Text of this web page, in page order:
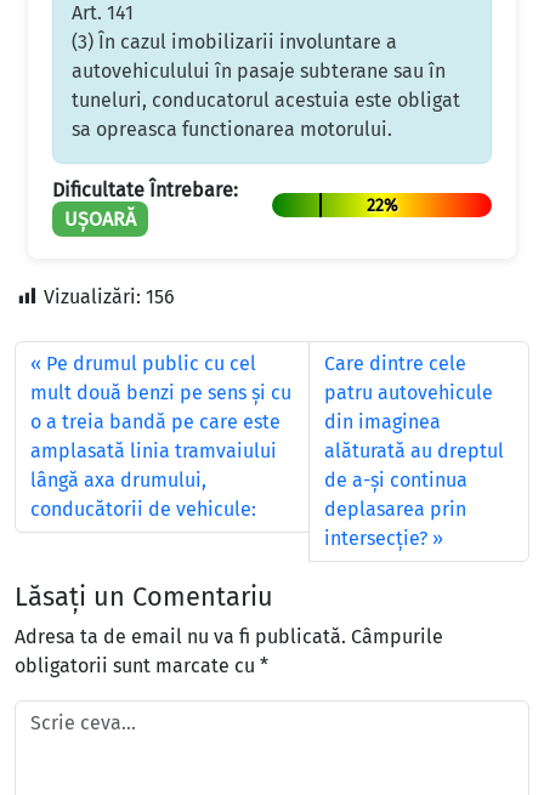
Art. 141
(3) În cazul imobilizarii involuntare a
autovehiculului în pasaje subterane sau în
tuneluri, conducatorul acestuia este obligat
sa opreasca functionarea motorului.
Dificultate Întrebare:
UȘOARĂ
22%
Vizualizări: 156
Pe drumul public cu cel
mult două benzi pe sens şi cu
o a treia bandă pe care este
amplasată linia tramvaiului
lângă axa drumului,
conducătorii de vehicule:
Care dintre cele
patru autovehicule
din imaginea
alăturată au dreptul
de a-şi continua
deplasarea prin
intersecţie?
Lăsați un Comentariu
Adresa ta de email nu va fi publicată. Câmpurile
obligatorii sunt marcate cu *